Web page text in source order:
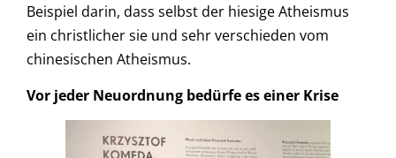
Beispiel darin, dass selbst der hiesige Atheismus
ein christlicher sie und sehr verschieden vom
chinesischen Atheismus.
Vor jeder Neuordnung bedürfe es einer Krise